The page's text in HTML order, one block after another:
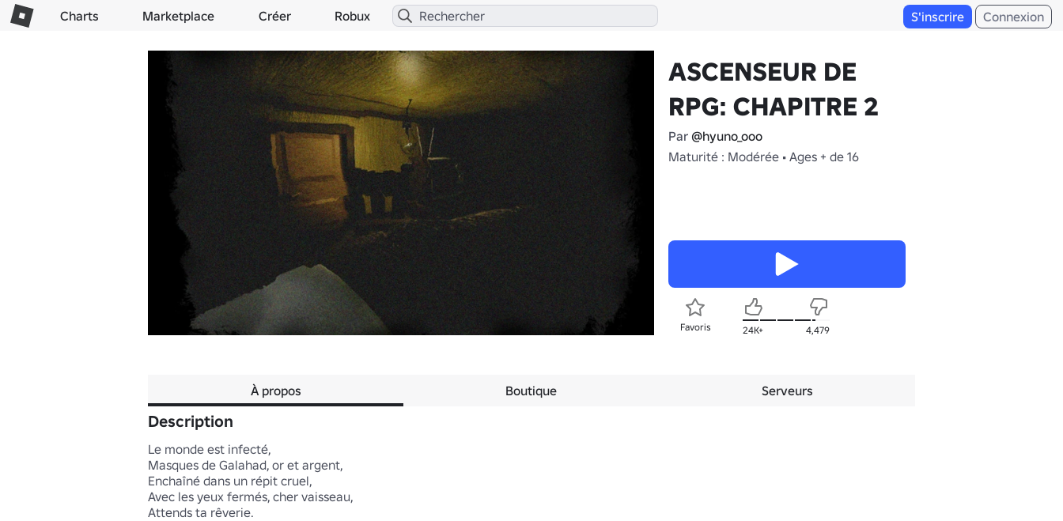
Charts Marketplace Créer Robux S'inscrire Connexion
ASCENSEUR DE
RPG: CHAPITRE 2
Par @hyuno_ooo
Maturité : Modérée • Ages + de 16
Favoris 24K+ 4,479
À propos Boutique Serveurs
Description
Le monde est infecté,
Masques de Galahad, or et argent,
Enchaîné dans un répit cruel,
Avec les yeux fermés, cher vaisseau,
Attends ta rêverie.